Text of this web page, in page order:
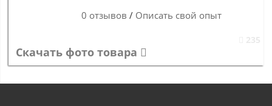
0 отзывов / Описать свой опыт
Скачать фото товара